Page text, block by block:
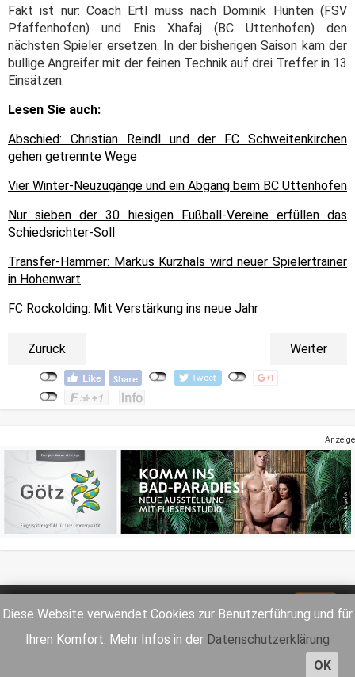
Diese Website verwendet Cookies zur Benutzerführung und für
Ihren Komfort. Mehr Infos in der Datenschutzerklärung
OK
Fakt ist nur: Coach Ertl muss nach Dominik Hünten (FSV
Pfaffenhofen) und Enis Xhafaj (BC Uttenhofen) den
nächsten Spieler ersetzen. In der bisherigen Saison kam der
bullige Angreifer mit der feinen Technik auf drei Treffer in 13
Einsätzen.
Lesen Sie auch:
Abschied: Christian Reindl und der FC Schweitenkirchen
gehen getrennte Wege
Vier Winter-Neuzugänge und ein Abgang beim BC Uttenhofen
Nur sieben der 30 hiesigen Fußball-Vereine erfüllen das
Schiedsrichter-Soll
Transfer-Hammer: Markus Kurzhals wird neuer Spielertrainer
in Hohenwart
FC Rockolding: Mit Verstärkung ins neue Jahr
Zurück Weiter
Anzeige